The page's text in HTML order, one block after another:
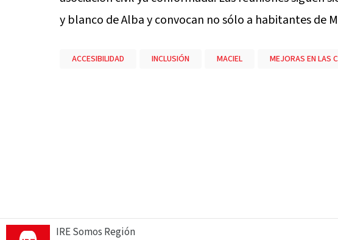
y blanco de Alba y convocan no sólo a habitantes de
ACCESIBILIDAD INCLUSIÓN MACIEL MEJORAS EN LAS
IRE Somos Región